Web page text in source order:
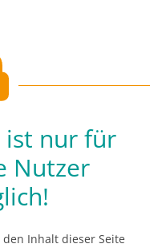
ist nur für
Nutzer
Inhalt dieser Seite